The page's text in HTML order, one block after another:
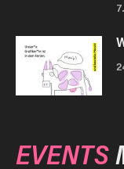
EVENTS